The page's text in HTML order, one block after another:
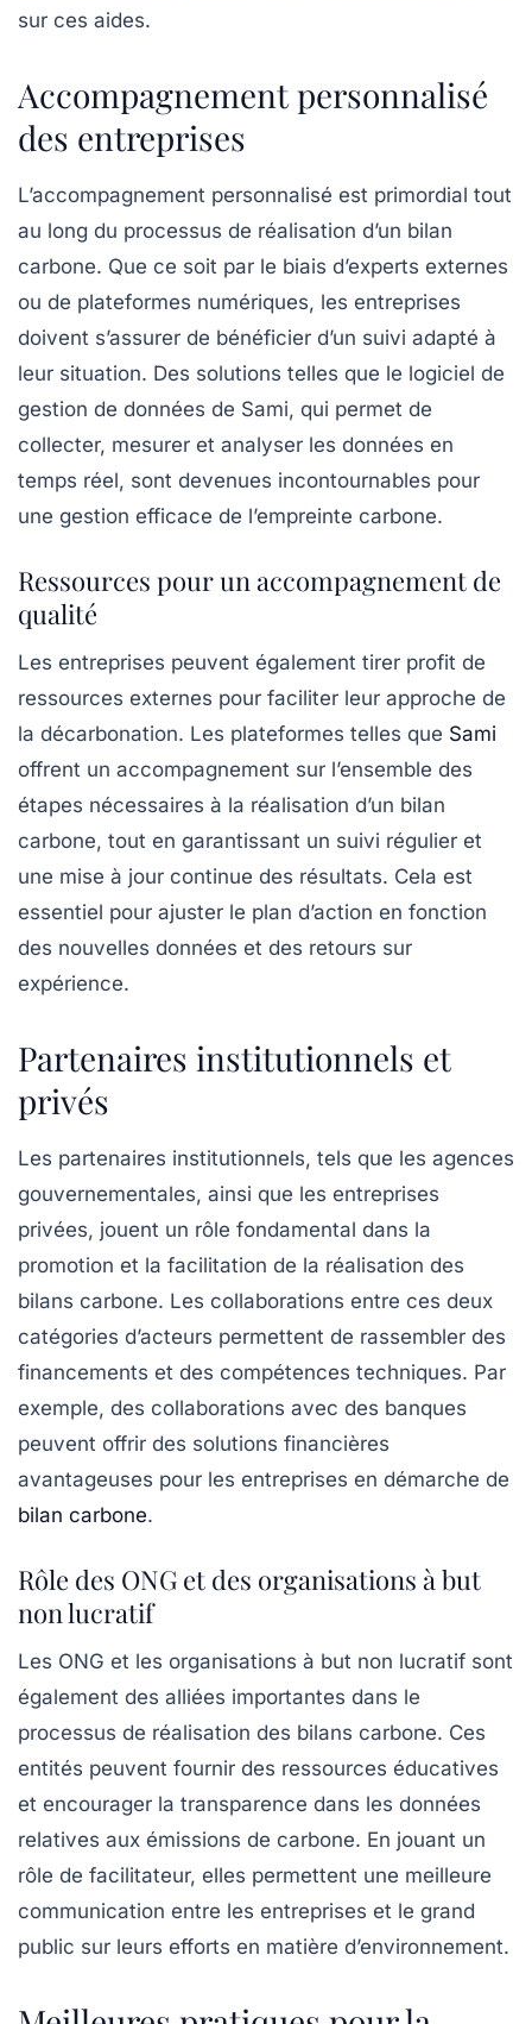
sur ces aides.
Accompagnement personnalisé
des entreprises
L’accompagnement personnalisé est primordial tout
au long du processus de réalisation d’un bilan
carbone. Que ce soit par le biais d’experts externes
ou de plateformes numériques, les entreprises
doivent s’assurer de bénéficier d’un suivi adapté à
leur situation. Des solutions telles que le logiciel de
gestion de données de Sami, qui permet de
collecter, mesurer et analyser les données en
temps réel, sont devenues incontournables pour
une gestion efficace de l’empreinte carbone.
Ressources pour un accompagnement de
qualité
Les entreprises peuvent également tirer profit de
ressources externes pour faciliter leur approche de
la décarbonation. Les plateformes telles que Sami
offrent un accompagnement sur l’ensemble des
étapes nécessaires à la réalisation d’un bilan
carbone, tout en garantissant un suivi régulier et
une mise à jour continue des résultats. Cela est
essentiel pour ajuster le plan d’action en fonction
des nouvelles données et des retours sur
expérience.
Partenaires institutionnels et
privés
Les partenaires institutionnels, tels que les agences
gouvernementales, ainsi que les entreprises
privées, jouent un rôle fondamental dans la
promotion et la facilitation de la réalisation des
bilans carbone. Les collaborations entre ces deux
catégories d’acteurs permettent de rassembler des
financements et des compétences techniques. Par
exemple, des collaborations avec des banques
peuvent offrir des solutions financières
avantageuses pour les entreprises en démarche de
bilan carbone.
Rôle des ONG et des organisations à but
non lucratif
Les ONG et les organisations à but non lucratif sont
également des alliées importantes dans le
processus de réalisation des bilans carbone. Ces
entités peuvent fournir des ressources éducatives
et encourager la transparence dans les données
relatives aux émissions de carbone. En jouant un
rôle de facilitateur, elles permettent une meilleure
communication entre les entreprises et le grand
public sur leurs efforts en matière d’environnement.